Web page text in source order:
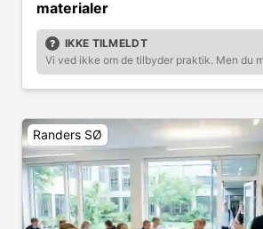
materialer
IKKE TILMELDT
Vi ved ikke om de tilbyder praktik. Men du
Randers SØ